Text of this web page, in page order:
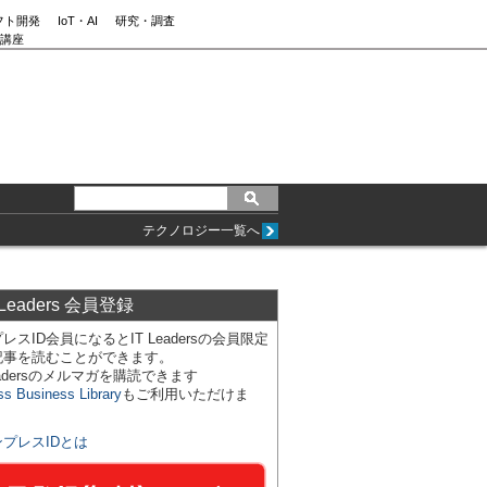
ト開発 IoT・AI
研究・調査
座
テクノロジー一覧へ
会員登録
スID会員になるとIT Leadersの会員限定
を読むことができます。
のメルマガを購読できます
Business Libraryもご利用いただけま
プレスIDとは